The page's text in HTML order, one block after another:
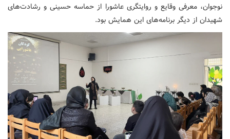
نوجوان، معرفی وقایع و روایتگری عاشورا از حماسه حسینی و رشادت‌های
شهیدان از دیگر برنامه‌های این همایش بود.